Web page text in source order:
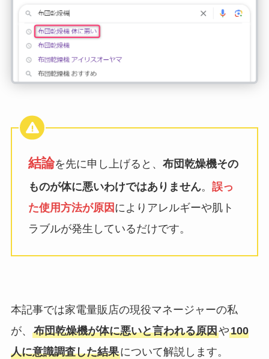
結論を先に申し上げると、 布団乾燥機その
ものが体に悪いわけではありません。 誤っ
た使用方法が原因 によりアレルギーや肌ト
ラブルが発生しているだけです。
本記事では家電量販店の現役マネージャーの私
が、 布団乾燥機が体に悪いと言われる原因や100
人に意識調査した結果について解説します。